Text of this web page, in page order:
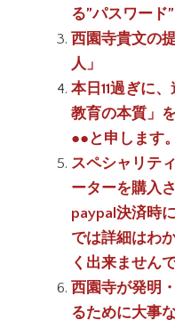
る”パスワード
西園寺貴文の
人」
本日11過ぎに
教育の本質」
●●と申します。
スペシャリテ
ーターを購入
paypal決済時
では詳細はわ
く出来ません
西園寺が発明
るために大事